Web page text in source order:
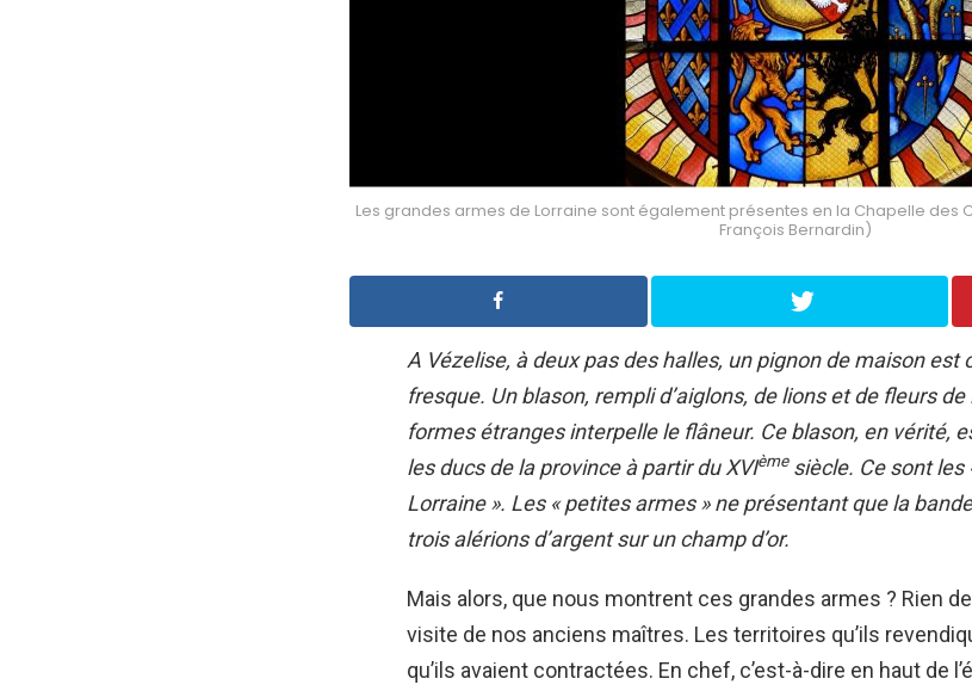
Les grandes armes de Lorraine sont également présentes en la Chapelle des
François Bernardin)
A Vézelise, à deux pas des halles, un pignon de maison est
fresque. Un blason, rempli d’aiglons, de lions et de fleurs
formes étranges interpelle le flâneur. Ce blason, en vérité,
les ducs de la province à partir du XVIèmesiècle. Ce sont les
Lorraine ». Les « petites armes » ne présentant que la
trois alérions d’argent sur un champ d’or.
Mais alors, que nous montrent ces grandes armes ? Rien
visite de nos anciens maîtres. Les territoires qu’ils
qu’ils avaient contractées. En chef, c’est-à-dire en haut de